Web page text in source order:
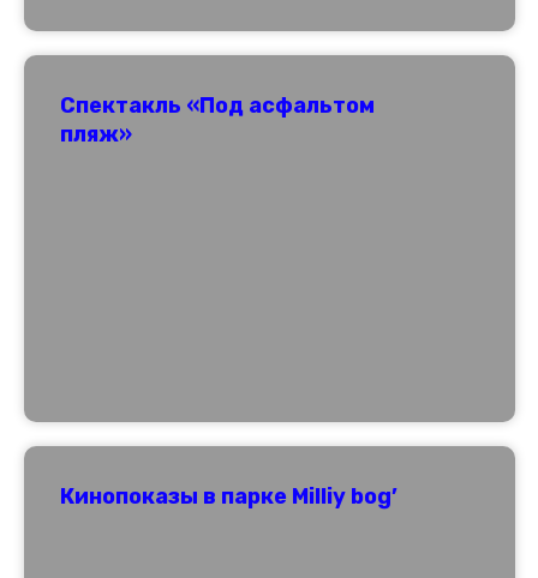
Спектакль «Под асфальтом
пляж»
Кинопоказы в парке Milliy bog’